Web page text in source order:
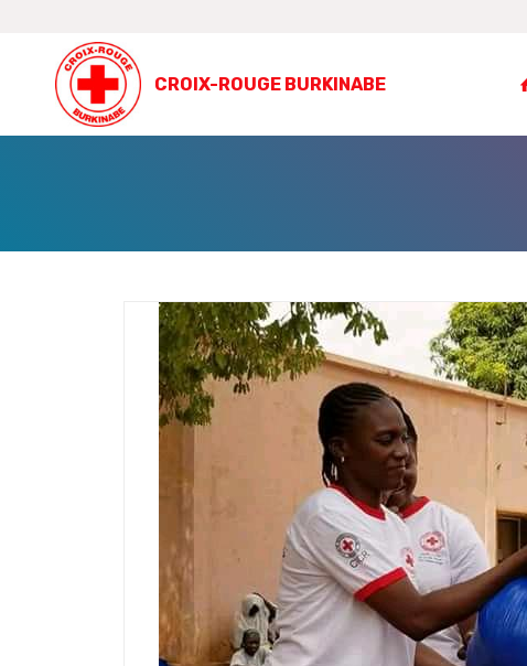
CROIX-ROUGE BURKINABE